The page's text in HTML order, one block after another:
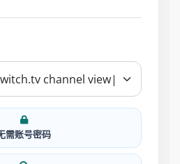
需账号密码